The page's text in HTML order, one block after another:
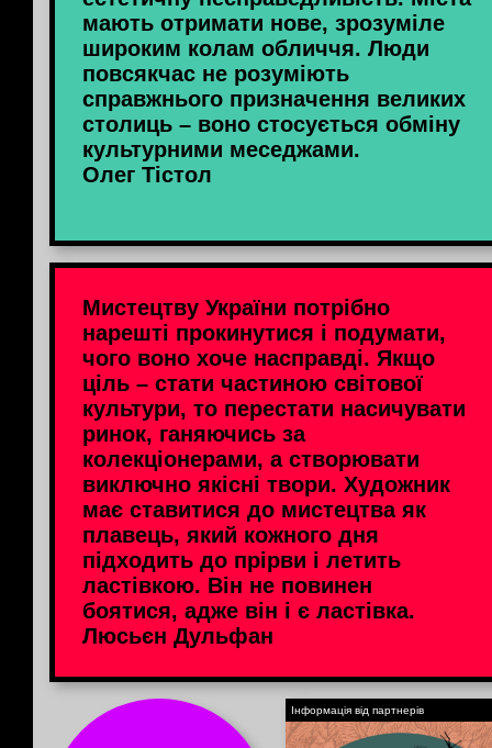
мають отримати нове, зрозуміле
широким колам обличчя. Люди
повсякчас не розуміють
справжнього призначення великих
столиць – воно стосується обміну
культурними меседжами.
Олег Тістол
Мистецтву України потрібно
нарешті прокинутися і подумати,
чого воно хоче насправді. Якщо
ціль – стати частиною світової
культури, то перестати насичувати
ринок, ганяючись за
колекціонерами, а створювати
виключно якісні твори. Художник
має ставитися до мистецтва як
плавець, який кожного дня
підходить до прірви і летить
ластівкою. Він не повинен
боятися, адже він і є ластівка.
Люсьєн Дульфан
Інформація від партнерів